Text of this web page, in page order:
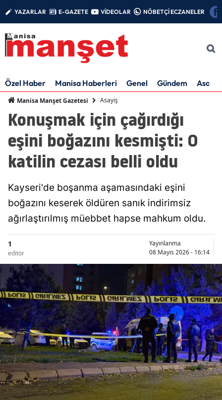
YAZARLAR E-GAZETE VİDEOLAR NÖBETÇİ ECZANELER
Özel Haber Manisa Haberleri Genel Gündem Asayiş
Manisa Manşet Gazetesi Asayiş
Konuşmak için çağırdığı
eşini boğazını kesmişti: O
katilin cezası belli oldu
Kayseri'de boşanma aşamasındaki eşini
boğazını keserek öldüren sanık indirimsiz
ağırlaştırılmış müebbet hapse mahkum oldu.
1
editör
Yayınlanma
08 Mayıs 2026 - 16:14